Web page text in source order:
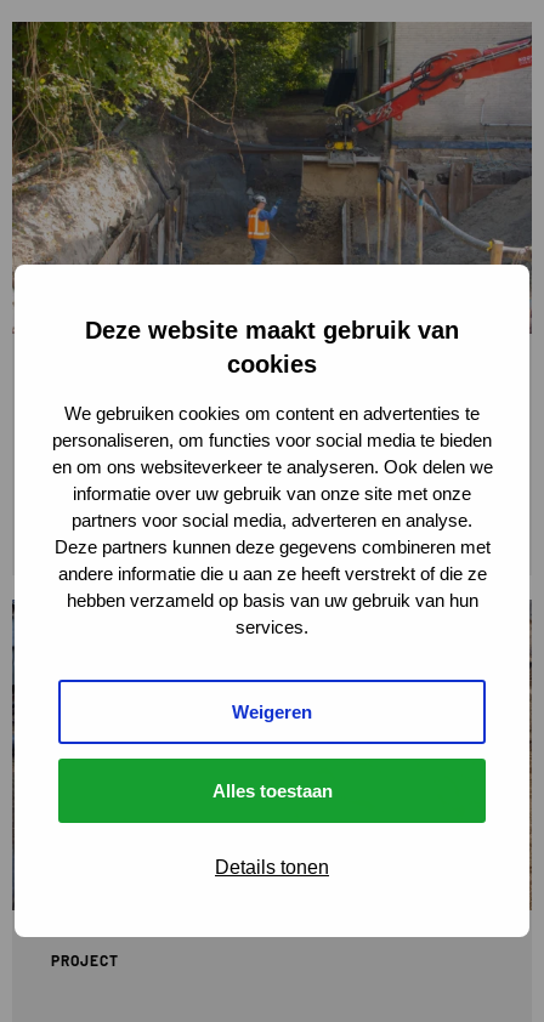
Deze website maakt gebruik van
cookies
We gebruiken cookies om content en advertenties te
personaliseren, om functies voor social media te bieden
en om ons websiteverkeer te analyseren. Ook delen we
informatie over uw gebruik van onze site met onze
partners voor social media, adverteren en analyse.
Deze partners kunnen deze gegevens combineren met
andere informatie die u aan ze heeft verstrekt of die ze
hebben verzameld op basis van uw gebruik van hun
services.
Weigeren
Alles toestaan
Details tonen
PFAS-sanering Badhoevedorp
LEES MEER
Lees
meer
over
PFAS-
sanering
Badhoevedorp
PROJECT
Lees
meer
over
Bodemsanering
PFAS
in